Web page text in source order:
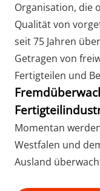
Organisation, die
Qualität von
seit 75 Jahren
Getragen von
Fertigteilen und
Momentan
Westfalen und
Ausland